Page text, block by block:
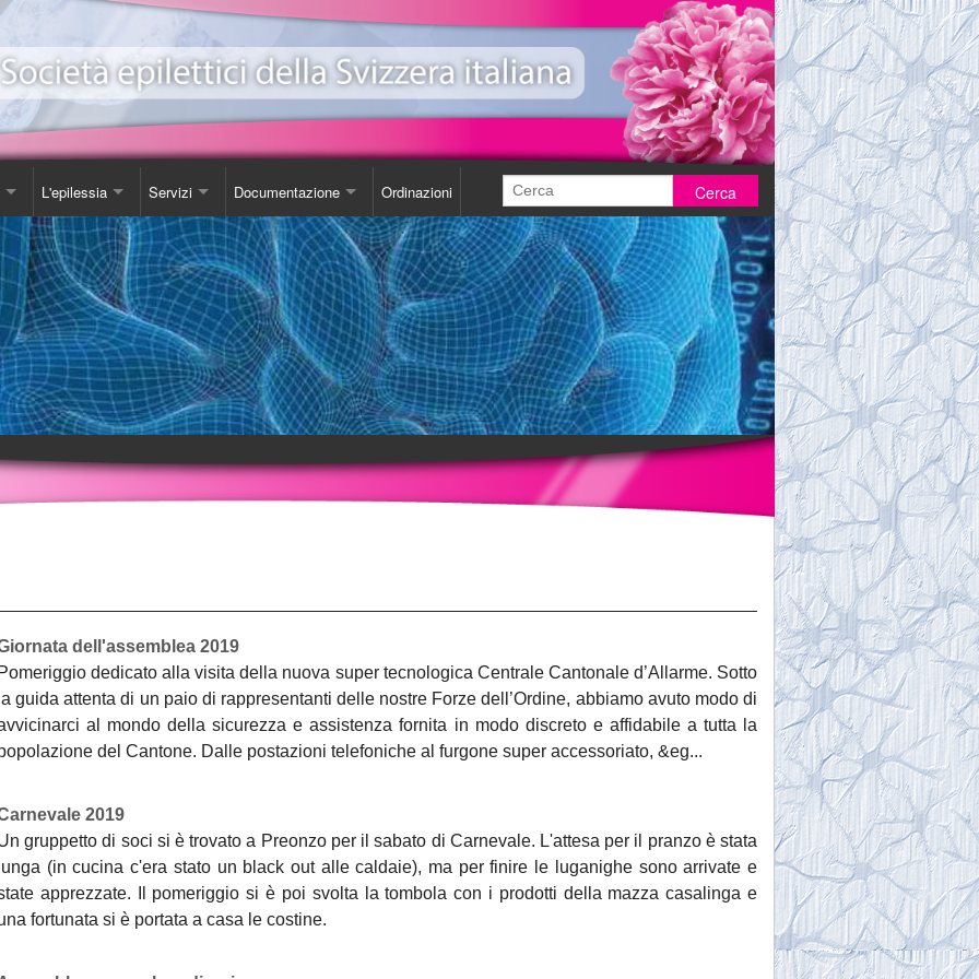
Epilessia
EeXpPiOsull'epilessia
L'epilessia
Come Comportarsi
Servizi
Consulenza
Luoghi d'incontro
Biblioteca
Videoteca
Carta SOS
Documentazione
Libro
Studi
DVD
Opuscoli
Ordinazioni
Ordinazioni
dell'assemblea 2019
dedicato alla visita della nuova super tecnologica Centrale Cantonale d’Allarme. Sotto
guida attenta di un paio di rappresentanti delle nostre Forze dell’Ordine, abbiamo avuto modo di
al mondo della sicurezza e assistenza fornita in modo discreto e affidabile a tutta la
del Cantone. Dalle postazioni telefoniche al furgone super accessoriato, &eg...
2019
gruppetto di soci si è trovato a Preonzo per il sabato di Carnevale. L'attesa per il pranzo è stata
(in cucina c'era stato un black out alle caldaie), ma per finire le luganighe sono arrivate e
apprezzate. Il pomeriggio si è poi svolta la tombola con i prodotti della mazza casalinga e
fortunata si è portata a casa le costine.